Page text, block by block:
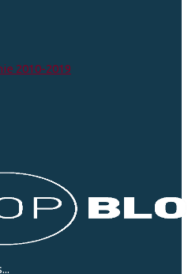
2010-2019